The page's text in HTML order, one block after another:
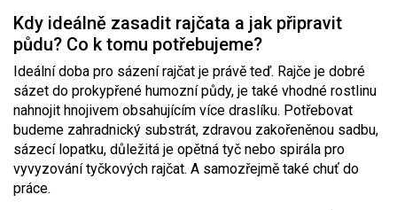
Kdy ideálně zasadit rajčata a jak připravit
půdu? Co k tomu potřebujeme?
Ideální doba pro sázení rajčat je právě teď. Rajče je dobré
sázet do prokypřené humozní půdy, je také vhodné rostlinu
nahnojit hnojivem obsahujícím více draslíku. Potřebovat
budeme zahradnický substrát, zdravou zakořeněnou sadbu,
sázecí lopatku, důležitá je opětná tyč nebo spirála pro
vyvyzování tyčkových rajčat. A samozřejmě také chuť do
práce.